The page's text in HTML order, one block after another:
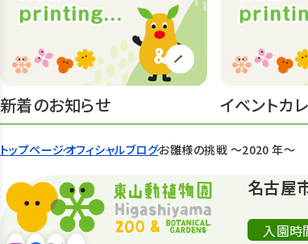
トップページオフィシャルブログお雛様の挑戦 ～2020 年～
新着のお知らせ イベントカ
名古屋
入園時